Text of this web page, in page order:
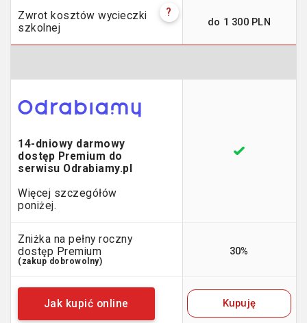
Zwrot kosztów wycieczki
szkolnej
?
do 1 300 PLN
14-dniowy darmowy
dostęp Premium do
serwisu Odrabiamy.pl
Więcej szczegółów
poniżej.
Zniżka na pełny roczny
dostęp Premium
(zakup dobrowolny)
30%
Jak kupić online Kupuję